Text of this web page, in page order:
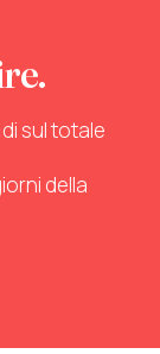
sul totale
della